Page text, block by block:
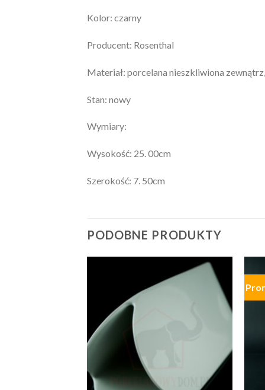
Kolor: czarny
Producent: Rosenthal
Materiał: porcelana nieszkliwiona
Stan: nowy
Wymiary:
Wysokość: 25. 00cm
Szerokość: 7. 50cm
PODOBNE PRODUKTY